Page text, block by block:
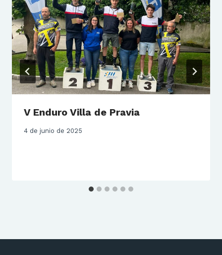
V Enduro Villa de Pravia
4 de junio de 2025